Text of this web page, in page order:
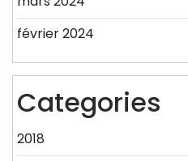
février 2024
Categories
2018